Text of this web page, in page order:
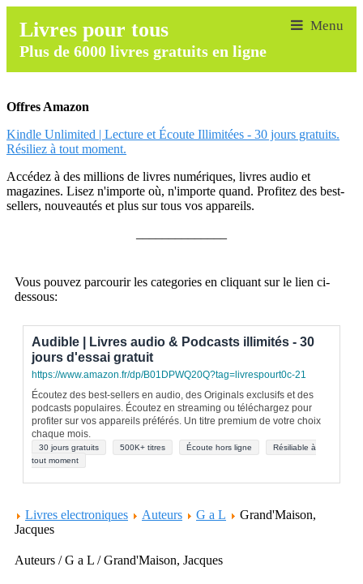
Livres pour tous
Plus de 6000 livres gratuits en ligne
Offres Amazon
Kindle Unlimited | Lecture et Écoute Illimitées - 30 jours gratuits.
Résiliez à tout moment.
Accédez à des millions de livres numériques, livres audio et
magazines. Lisez n'importe où, n'importe quand. Profitez des best-
sellers, nouveautés et plus sur tous vos appareils.
Vous pouvez parcourir les categories en cliquant sur le lien ci-
dessous:
Audible | Livres audio & Podcasts illimités - 30
jours d'essai gratuit
https://www.amazon.fr/dp/B01DPWQ20Q?tag=livrespourt0c-21
Écoutez des best-sellers en audio, des Originals exclusifs et des
podcasts populaires. Écoutez en streaming ou téléchargez pour
profiter sur vos appareils préférés. Un titre premium de votre choix
chaque mois.
30 jours gratuits 500K+ titres Écoute hors ligne
Résiliable à
tout moment
Livres electroniques Auteurs G a L
Grand'Maison,
Jacques
Auteurs / G a L / Grand'Maison, Jacques